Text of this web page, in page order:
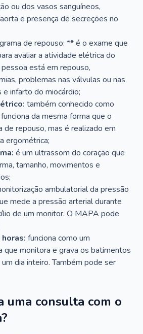
ou dos vasos sanguíneos,
e presença de secreções no
de repouso: ** é o exame que
avaliar a atividade elétrica do
está em repouso,
problemas nas válvulas ou nas
e infarto do miocárdio;
também conhecido como
da mesma forma que o
de repouso, mas é realizado em
ergométrica;
é um ultrassom do coração que
tamanho, movimentos e
ambulatorial da pressão
mede a pressão arterial durante
de um monitor. O MAPA pode
funciona como um
que monitora e grava os batimentos
dia inteiro. Também pode ser
uma consulta com o